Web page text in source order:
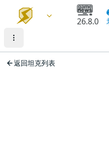
26.8.0
返回坦克列表